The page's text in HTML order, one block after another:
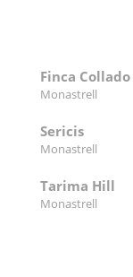
Finca Collado
Monastrell
Sericis
Monastrell
Tarima Hill
Monastrell